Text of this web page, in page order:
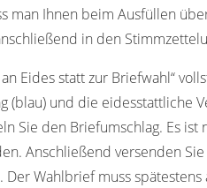
man Ihnen beim Ausfüllen
in den
Eides statt zur Briefwahl“
(blau) und die eidesstattliche
Sie den Briefumschlag. Es
Anschließend versenden
Der Wahlbrief muss